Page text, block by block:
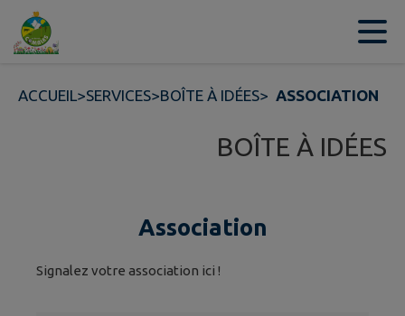
Contenu
ACCUEIL>SERVICES>BOÎTE À IDÉES> ASSOCIATION
BOÎTE À IDÉES
Association
Signalez votre association ici !